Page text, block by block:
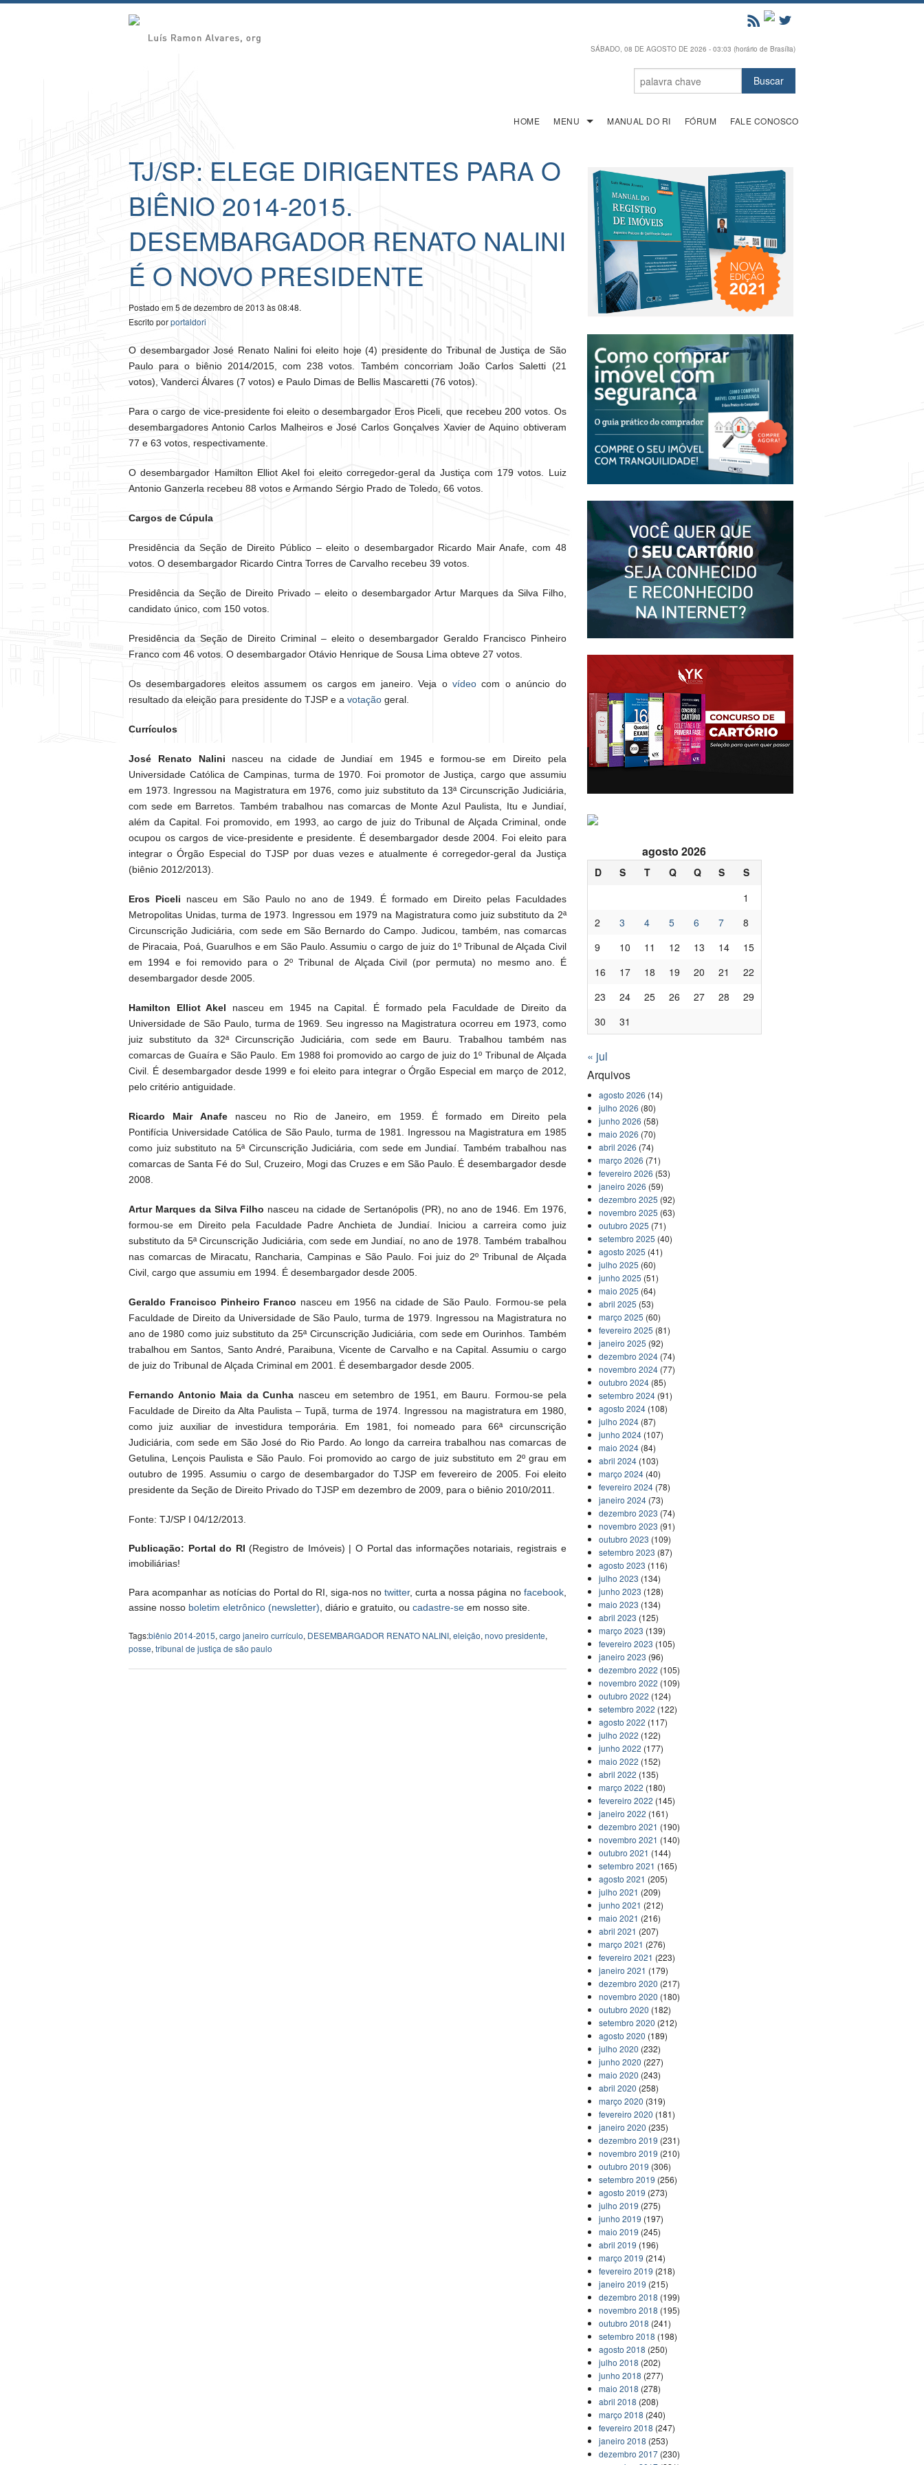
SÁBADO, 08 DE AGOSTO DE 2026 - 03:03 (horário de Brasília)
HOME MENU MANUAL DO RI FÓRUM FALE CONOSCO
TJ/SP: ELEGE DIRIGENTES PARA O
BIÊNIO 2014-2015.
DESEMBARGADOR RENATO NALINI
É O NOVO PRESIDENTE
Postado em 5 de dezembro de 2013 às 08:48.
Escrito porportaldori
O desembargador José Renato Nalini foi eleito hoje (4) presidente do Tribunal de Justiça de São
Paulo para o biênio 2014/2015, com 238 votos. Também concorriam João Carlos Saletti (21
votos), Vanderci Álvares (7 votos) e Paulo Dimas de Bellis Mascaretti (76 votos).
Para o cargo de vice-presidente foi eleito o desembargador Eros Piceli, que recebeu 200 votos. Os
desembargadores Antonio Carlos Malheiros e José Carlos Gonçalves Xavier de Aquino obtiveram
77 e 63 votos, respectivamente.
O desembargador Hamilton Elliot Akel foi eleito corregedor-geral da Justiça com 179 votos. Luiz
Antonio Ganzerla recebeu 88 votos e Armando Sérgio Prado de Toledo, 66 votos.
Cargos de Cúpula
Presidência da Seção de Direito Público – eleito o desembargador Ricardo Mair Anafe, com 48
votos. O desembargador Ricardo Cintra Torres de Carvalho recebeu 39 votos.
Presidência da Seção de Direito Privado – eleito o desembargador Artur Marques da Silva Filho,
candidato único, com 150 votos.
Presidência da Seção de Direito Criminal – eleito o desembargador Geraldo Francisco Pinheiro
Franco com 46 votos. O desembargador Otávio Henrique de Sousa Lima obteve 27 votos.
Os desembargadores eleitos assumem os cargos em janeiro. Veja ovídeo com o anúncio do
resultado da eleição para presidente do TJSP e a votação geral.
Currículos
José Renato Nalini nasceu na cidade de Jundiaí em 1945 e formou-se em Direito pela
Universidade Católica de Campinas, turma de 1970. Foi promotor de Justiça, cargo que assumiu
em 1973. Ingressou na Magistratura em 1976, como juiz substituto da 13ª Circunscrição Judiciária,
com sede em Barretos. Também trabalhou nas comarcas de Monte Azul Paulista, Itu e Jundiaí,
além da Capital. Foi promovido, em 1993, ao cargo de juiz do Tribunal de Alçada Criminal, onde
ocupou os cargos de vice-presidente e presidente. É desembargador desde 2004. Foi eleito para
integrar o Órgão Especial do TJSP por duas vezes e atualmente é corregedor-geral da Justiça
(biênio 2012/2013).
Eros Piceli nasceu em São Paulo no ano de 1949. É formado em Direito pelas Faculdades
Metropolitas Unidas, turma de 1973. Ingressou em 1979 na Magistratura como juiz substituto da 2ª
Circunscrição Judiciária, com sede em São Bernardo do Campo. Judicou, também, nas comarcas
de Piracaia, Poá, Guarulhos e em São Paulo. Assumiu o cargo de juiz do 1º Tribunal de Alçada Civil
em 1994 e foi removido para o 2º Tribunal de Alçada Civil (por permuta) no mesmo ano. É
desembargador desde 2005.
Hamilton Elliot Akel nasceu em 1945 na Capital. É formado pela Faculdade de Direito da
Universidade de São Paulo, turma de 1969. Seu ingresso na Magistratura ocorreu em 1973, como
juiz substituto da 32ª Circunscrição Judiciária, com sede em Bauru. Trabalhou também nas
comarcas de Guaíra e São Paulo. Em 1988 foi promovido ao cargo de juiz do 1º Tribunal de Alçada
Civil. É desembargador desde 1999 e foi eleito para integrar o Órgão Especial em março de 2012,
pelo critério antiguidade.
Ricardo Mair Anafenasceu no Rio de Janeiro, em 1959. É formado em Direito pela
Pontifícia Universidade Católica de São Paulo, turma de 1981. Ingressou na Magistratura em 1985
como juiz substituto na 5ª Circunscrição Judiciária, com sede em Jundiaí. Também trabalhou nas
comarcas de Santa Fé do Sul, Cruzeiro, Mogi das Cruzes e em São Paulo. É desembargador desde
2008.
Artur Marques da Silva Filho nasceu na cidade de Sertanópolis (PR), no ano de 1946. Em 1976,
formou-se em Direito pela Faculdade Padre Anchieta de Jundiaí. Iniciou a carreira como juiz
substituto da 5ª Circunscrição Judiciária, com sede em Jundiaí, no ano de 1978. Também trabalhou
nas comarcas de Miracatu, Rancharia, Campinas e São Paulo. Foi juiz do 2º Tribunal de Alçada
Civil, cargo que assumiu em 1994. É desembargador desde 2005.
Geraldo Francisco Pinheiro Franco nasceu em 1956 na cidade de São Paulo. Formou-se pela
Faculdade de Direito da Universidade de São Paulo, turma de 1979. Ingressou na Magistratura no
ano de 1980 como juiz substituto da 25ª Circunscrição Judiciária, com sede em Ourinhos. Também
trabalhou em Santos, Santo André, Paraibuna, Vicente de Carvalho e na Capital. Assumiu o cargo
de juiz do Tribunal de Alçada Criminal em 2001. É desembargador desde 2005.
Fernando Antonio Maia da Cunha nasceu em setembro de 1951, em Bauru. Formou-se pela
Faculdade de Direito da Alta Paulista – Tupã, turma de 1974. Ingressou na magistratura em 1980,
como juiz auxiliar de investidura temporária. Em 1981, foi nomeado para 66ª circunscrição
Judiciária, com sede em São José do Rio Pardo. Ao longo da carreira trabalhou nas comarcas de
Getulina, Lençois Paulista e São Paulo. Foi promovido ao cargo de juiz substituto em 2º grau em
outubro de 1995. Assumiu o cargo de desembargador do TJSP em fevereiro de 2005. Foi eleito
presidente da Seção de Direito Privado do TJSP em dezembro de 2009, para o biênio 2010/2011.
Fonte: TJ/SP I 04/12/2013.
Publicação: Portal do RI (Registro de Imóveis) | O Portal das informações notariais, registrais e
imobiliárias!
Para acompanhar as notícias do Portal do RI, siga-nos notwitter, curta a nossa página no facebook,
assine nosso boletim eletrônico (newsletter) , diário e gratuito, ou cadastre-se em nosso site.
Tags:biênio 2014-2015, cargo janeiro currículo, DESEMBARGADOR RENATO NALINI, eleição, novo presidente,
posse, tribunal de justiça de são paulo
agosto 2026
D S T Q Q S
S
1
2
3 4 5 6 7
8
9
10 11 12 13 14
15
16
17 18 19 20 21
22
23
24 25 26 27 28
29
30
31
« jul
Arquivos
agosto 2026 (14)
julho 2026 (80)
junho 2026 (58)
maio 2026 (70)
abril 2026 (74)
março 2026 (71)
fevereiro 2026 (53)
janeiro 2026 (59)
dezembro 2025 (92)
novembro 2025 (63)
outubro 2025 (71)
setembro 2025 (40)
agosto 2025 (41)
julho 2025 (60)
junho 2025 (51)
maio 2025 (64)
abril 2025 (53)
março 2025 (60)
fevereiro 2025 (81)
janeiro 2025 (92)
dezembro 2024 (74)
novembro 2024 (77)
outubro 2024 (85)
setembro 2024 (91)
agosto 2024 (108)
julho 2024 (87)
junho 2024 (107)
maio 2024 (84)
abril 2024 (103)
março 2024 (40)
fevereiro 2024 (78)
janeiro 2024 (73)
dezembro 2023 (74)
novembro 2023 (91)
outubro 2023 (109)
setembro 2023 (87)
agosto 2023 (116)
julho 2023 (134)
junho 2023 (128)
maio 2023 (134)
abril 2023 (125)
março 2023 (139)
fevereiro 2023 (105)
janeiro 2023 (96)
dezembro 2022 (105)
novembro 2022 (109)
outubro 2022 (124)
setembro 2022 (122)
agosto 2022 (117)
julho 2022 (122)
junho 2022 (177)
maio 2022 (152)
abril 2022 (135)
março 2022 (180)
fevereiro 2022 (145)
janeiro 2022 (161)
dezembro 2021 (190)
novembro 2021 (140)
outubro 2021 (144)
setembro 2021 (165)
agosto 2021 (205)
julho 2021 (209)
junho 2021 (212)
maio 2021 (216)
abril 2021 (207)
março 2021 (276)
fevereiro 2021 (223)
janeiro 2021 (179)
dezembro 2020 (217)
novembro 2020 (180)
outubro 2020 (182)
setembro 2020 (212)
agosto 2020 (189)
julho 2020 (232)
junho 2020 (227)
maio 2020 (243)
abril 2020 (258)
março 2020 (319)
fevereiro 2020 (181)
janeiro 2020 (235)
dezembro 2019 (231)
novembro 2019 (210)
outubro 2019 (306)
setembro 2019 (256)
agosto 2019 (273)
julho 2019 (275)
junho 2019 (197)
maio 2019 (245)
abril 2019 (196)
março 2019 (214)
fevereiro 2019 (218)
janeiro 2019 (215)
dezembro 2018 (199)
novembro 2018 (195)
outubro 2018 (241)
setembro 2018 (198)
agosto 2018 (250)
julho 2018 (202)
junho 2018 (277)
maio 2018 (278)
abril 2018 (208)
março 2018 (240)
fevereiro 2018 (247)
janeiro 2018 (253)
dezembro 2017 (230)